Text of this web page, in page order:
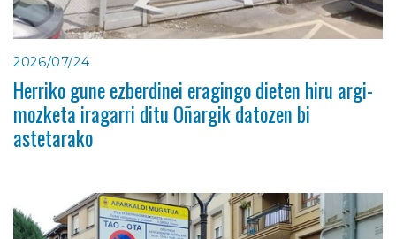
2026/07/24
Herriko gune ezberdinei eragingo dieten hiru argi-
mozketa iragarri ditu Oñargik datozen bi
astetarako